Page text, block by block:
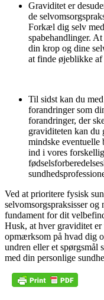
Graviditet er
de
Forkæl dig selv
spabehandlinger.
din krop og dine
at finde øjeblikke
Til sidst kan du
forandringer som
forandringer, der
graviditeten kan du
mindske
ind i vores
Ved at prioritere fysisk
selvomsorgspraksisser
fundament for dit
Husk, at hver graviditet
opmærksom på hvad dig
undren eller et spørgsmål
med din personlige